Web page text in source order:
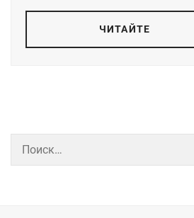
ЧИТАЙТЕ